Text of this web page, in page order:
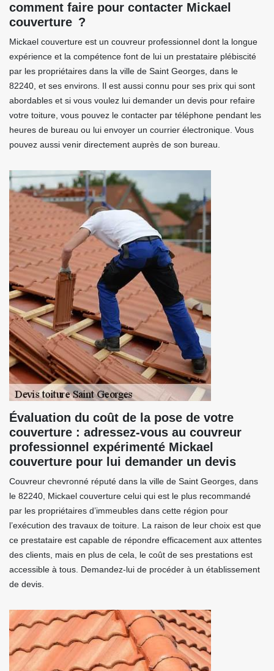
comment faire pour contacter Mickael
couverture ?
Mickael couverture est un couvreur professionnel dont la longue
expérience et la compétence font de lui un prestataire plébiscité
par les propriétaires dans la ville de Saint Georges, dans le
82240, et ses environs. Il est aussi connu pour ses prix qui sont
abordables et si vous voulez lui demander un devis pour refaire
votre toiture, vous pouvez le contacter par téléphone pendant les
heures de bureau ou lui envoyer un courrier électronique. Vous
pouvez aussi venir directement auprès de son bureau.
Évaluation du coût de la pose de votre
couverture : adressez-vous au couvreur
professionnel expérimenté Mickael
couverture pour lui demander un devis
Couvreur chevronné réputé dans la ville de Saint Georges, dans
le 82240, Mickael couverture celui qui est le plus recommandé
par les propriétaires d’immeubles dans cette région pour
l’exécution des travaux de toiture. La raison de leur choix est que
ce prestataire est capable de répondre efficacement aux attentes
des clients, mais en plus de cela, le coût de ses prestations est
accessible à tous. Demandez-lui de procéder à un établissement
de devis.